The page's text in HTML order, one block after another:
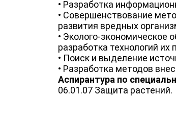
• Разработка
• Совершенствование
развития вредных
• Эколого-экономическое
разработка технологий их
• Поиск и выделение
• Разработка методов
Аспирантура по
06.01.07 Защита растений.